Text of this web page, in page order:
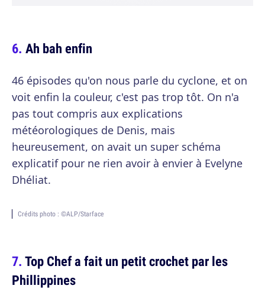
Ah bah enfin
46 épisodes qu'on nous parle du cyclone, et on
voit enfin la couleur, c'est pas trop tôt. On n'a
pas tout compris aux explications
météorologiques de Denis, mais
heureusement, on avait un super schéma
explicatif pour ne rien avoir à envier à Evelyne
Dhéliat.
Crédits photo : ©ALP/Starface
Top Chef a fait un petit crochet par les
Phillippines